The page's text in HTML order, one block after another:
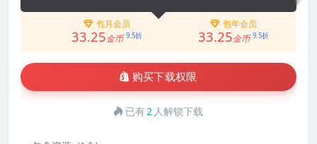
包月会员
33.25金币 9.5折
包年会员
33.25金币 9.5折
购买下载权限
已有2 人解锁下载